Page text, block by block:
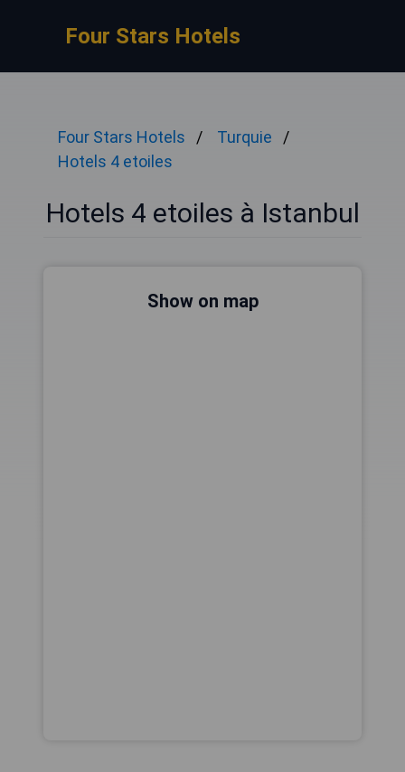
Four Stars Hotels
Four Stars Hotels
Turquie
Hotels 4 etoiles
Hotels 4 etoiles à Istanbul
Show on map